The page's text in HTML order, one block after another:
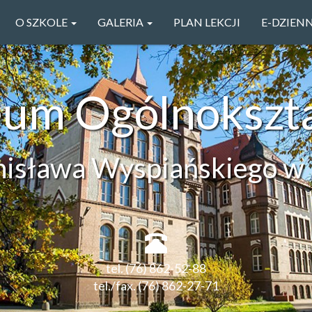
O SZKOLE GALERIA PLAN LEKCJI E-
Wyspiańskiego w
tel. (76) 862-52-88
tel./fax. (76) 862-27-71